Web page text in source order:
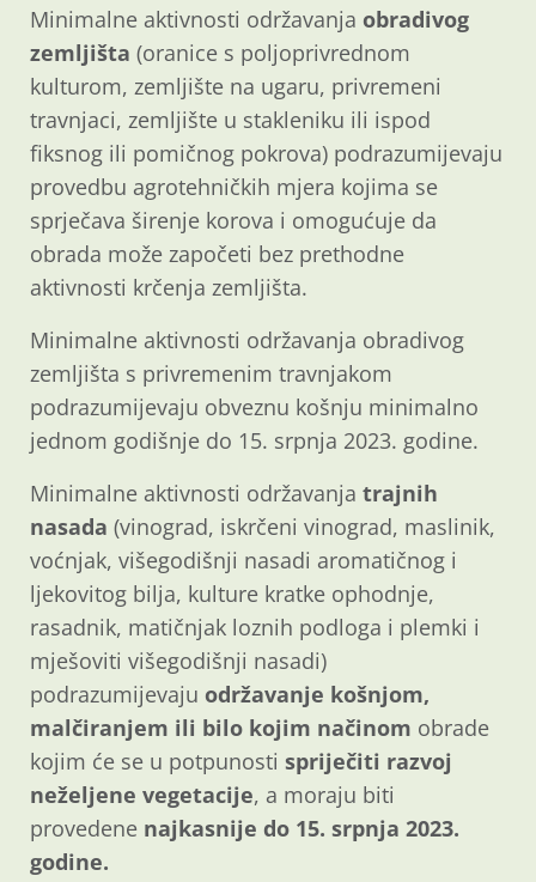
Minimalne aktivnosti održavanja obradivog
zemljišta (oranice s poljoprivrednom
kulturom, zemljište na ugaru, privremeni
travnjaci, zemljište u stakleniku ili ispod
fiksnog ili pomičnog pokrova) podrazumijevaju
provedbu agrotehničkih mjera kojima se
sprječava širenje korova i omogućuje da
obrada može započeti bez prethodne
aktivnosti krčenja zemljišta.
Minimalne aktivnosti održavanja obradivog
zemljišta s privremenim travnjakom
podrazumijevaju obveznu košnju minimalno
jednom godišnje do 15. srpnja 2023. godine.
Minimalne aktivnosti održavanja trajnih
nasada (vinograd, iskrčeni vinograd, maslinik,
voćnjak, višegodišnji nasadi aromatičnog i
ljekovitog bilja, kulture kratke ophodnje,
rasadnik, matičnjak loznih podloga i plemki i
mješoviti višegodišnji nasadi)
podrazumijevaju održavanje košnjom,
malčiranjem ili bilo kojim načinom obrade
kojim će se u potpunosti spriječiti razvoj
neželjene vegetacije, a moraju biti
provedene najkasnije do 15. srpnja 2023.
godine.